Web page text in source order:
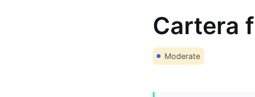
Cartera
Moderate